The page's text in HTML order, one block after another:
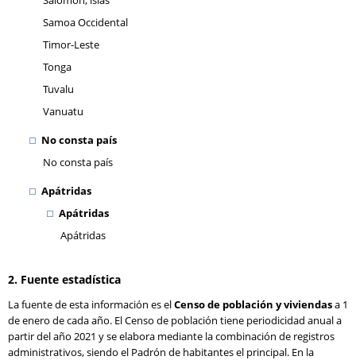
Samoa Occidental
Timor-Leste
Tonga
Tuvalu
Vanuatu
No consta país
No consta país
Apátridas
Apátridas
Apátridas
2. Fuente estadística
La fuente de esta información es elCenso de población y viviendasa 1
de enero de cada año. El Censo de población tiene periodicidad anual a
partir del año 2021 y se elabora mediante la combinación de registros
administrativos, siendo el Padrón de habitantes el principal. En la